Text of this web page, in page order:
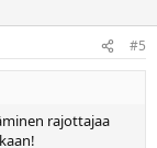
#5
rajottajaa